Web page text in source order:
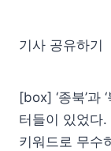
기사 공유하기
[box] ‘종북’과
터들이 있었다. ‘
키워드로 무수